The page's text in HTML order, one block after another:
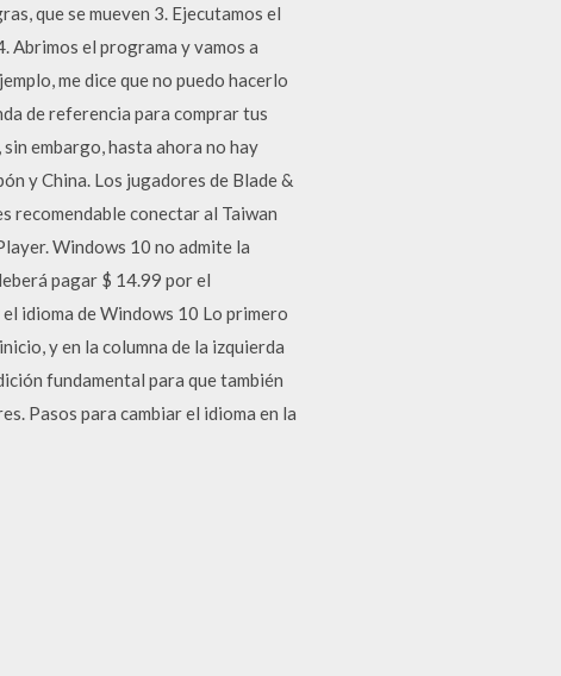
que se mueven 3. Ejecutamos el
Abrimos el programa y vamos a
me dice que no puedo hacerlo
de referencia para comprar tus
embargo, hasta ahora no hay
y China. Los jugadores de Blade &
recomendable conectar al Taiwan
Windows 10 no admite la
pagar $ 14.99 por el
idioma de Windows 10 Lo primero
y en la columna de la izquierda
fundamental para que también
Pasos para cambiar el idioma en la